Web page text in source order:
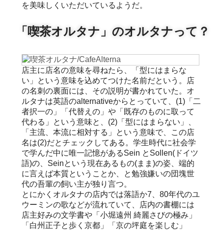
を美味しくいただいているようだ。
「喫茶オルタナ」のオルタナって？
店主に店名の意味を尋ねたら、「型にはまらな
い」という意味を込めてつけた名前だという。店
の名刺の裏面には、その説明が書かれていた。オ
ルタナは英語のalternativeからとっていて、(1)「二
者択一の」「代替えの」や「既存のものに取って
代わる」という意味と、(2)「型にはまらない」、
「主流、本流に相対する」という意味で、この店
名は(2)だとチェックしてある。学生時代に社会学
で学んだ中に唯一記憶があるSein とSollen(ドイツ
語)の、Seinという現在あるもの(まま)の姿、端的
に言えば本質ということか、と勉強嫌いの団塊世
代の吾輩の飼い主が独り言つ。
とにかくオルタナの店内では落語か7、80年代のユ
ウーミンの歌などが流れていて、店内の書棚には
店主好みの文学書や「小堀遠州 綺麗さびの極み」
「白州正子と歩く京都」「京の坪庭を楽しむ」